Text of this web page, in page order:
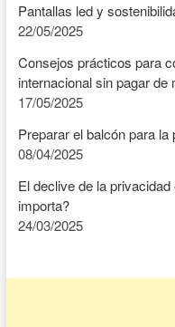
Pantallas led y
22/05/2025
Consejos prácticos para
internacional sin pagar de
17/05/2025
Preparar el balcón para la
08/04/2025
El declive de la
importa?
24/03/2025